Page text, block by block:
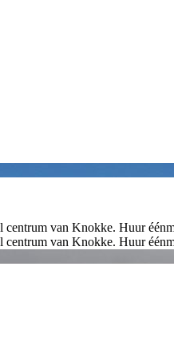
van Knokke. Huur
van Knokke. Huur